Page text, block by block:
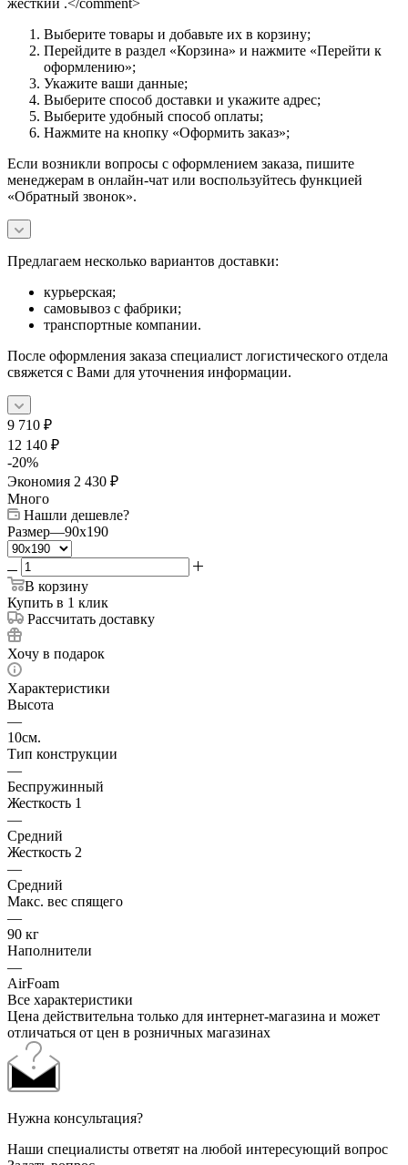
Выберите товары и добавьте их в корзину;
Перейдите в раздел «Корзина» и нажмите «Перейти к
оформлению»;
Укажите ваши данные;
Выберите способ доставки и укажите адрес;
Выберите удобный способ оплаты;
Нажмите на кнопку «Оформить заказ»;
Если возникли вопросы с оформлением заказа, пишите
менеджерам в онлайн-чат или воспользуйтесь функцией
«Обратный звонок».
Предлагаем несколько вариантов доставки:
курьерская;
самовывоз с фабрики;
транспортные компании.
После оформления заказа специалист логистического отдела
свяжется с Вами для уточнения информации.
9 710 ₽
12 140 ₽
-20%
Экономия 2 430 ₽
Много
Нашли дешевле?
Размер—90x190
В корзину
Купить в 1 клик
Рассчитать доставку
Хочу в подарок
Характеристики
Высота
—
10см.
Тип конструкции
—
Беспружинный
Жесткость 1
—
Средний
Жесткость 2
—
Средний
Макс. вес спящего
—
90 кг
Наполнители
—
AirFoam
Все характеристики
Цена действительна только для интернет-магазина и может
отличаться от цен в розничных магазинах
Нужна консультация?
Наши специалисты ответят на любой интересующий вопрос